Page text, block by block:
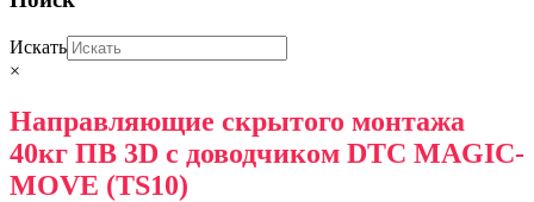
Искать
×
Направляющие скрытого монтажа
40кг ПВ 3D с доводчиком DTC MAGIC-
MOVE (TS10)